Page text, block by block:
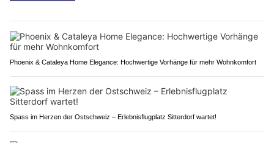
Phoenix & Cataleya Home Elegance: Hochwertige Vorhänge für mehr Wohnkomfort
Spass im Herzen der Ostschweiz – Erlebnisflugplatz Sitterdorf wartet!